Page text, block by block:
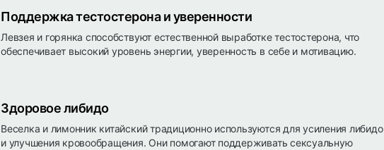
Поддержка тестостерона и уверенности
Левзея и горянка способствуют естественной выработке тестостерона, что
обеспечивает высокий уровень энергии, уверенность в себе и мотивацию.
Здоровое либидо
Веселка и лимонник китайский традиционно используются для усиления либидо
и улучшения кровообращения. Они помогают поддерживать сексуальную